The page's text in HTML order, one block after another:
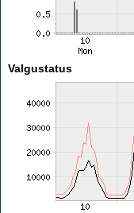
Valgustatus